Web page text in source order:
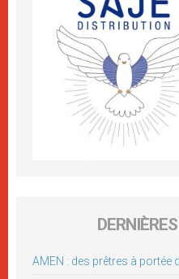
AMEN : des prêtres à portée